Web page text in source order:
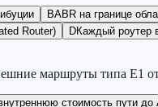
BABR на границе
Router) DКаждый роутер
маршруты типа E1
стоимость пути